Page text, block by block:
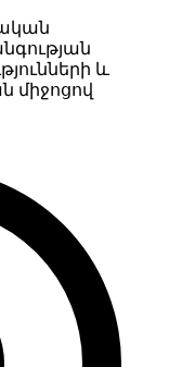
և
միջոցով